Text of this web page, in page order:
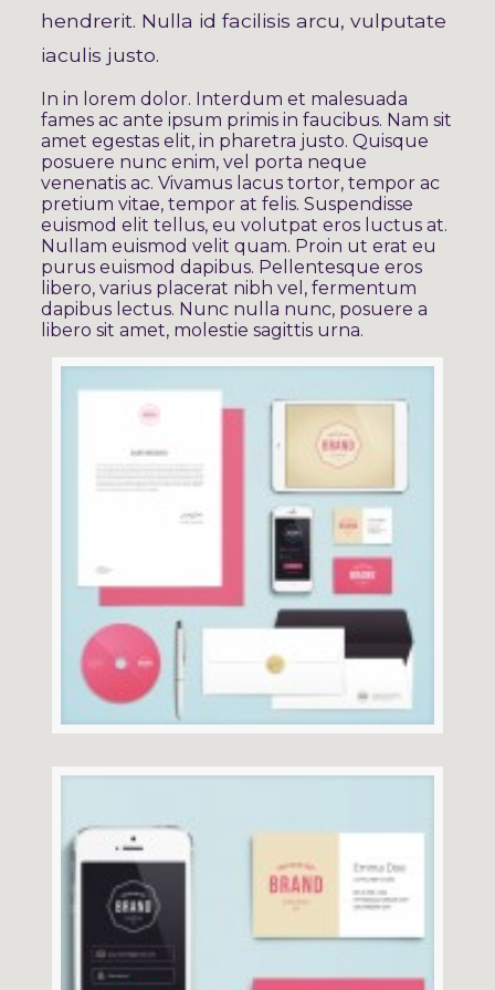
hendrerit. Nulla id facilisis arcu, vulputate
iaculis justo.
In in lorem dolor. Interdum et malesuada
fames ac ante ipsum primis in faucibus. Nam sit
amet egestas elit, in pharetra justo. Quisque
posuere nunc enim, vel porta neque
venenatis ac. Vivamus lacus tortor, tempor ac
pretium vitae, tempor at felis. Suspendisse
euismod elit tellus, eu volutpat eros luctus at.
Nullam euismod velit quam. Proin ut erat eu
purus euismod dapibus. Pellentesque eros
libero, varius placerat nibh vel, fermentum
dapibus lectus. Nunc nulla nunc, posuere a
libero sit amet, molestie sagittis urna.